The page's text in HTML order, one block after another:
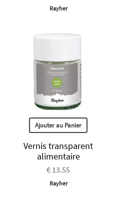
Rayher
Ajouter au Panier
Vernis transparent
alimentaire
€ 13.55
Rayher